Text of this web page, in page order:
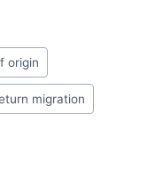
origin
migration